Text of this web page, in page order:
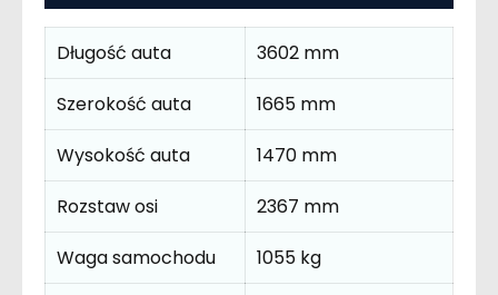
Długość auta
3602 mm
Szerokość auta
1665 mm
Wysokość auta
1470 mm
Rozstaw osi
2367 mm
Waga samochodu
1055 kg